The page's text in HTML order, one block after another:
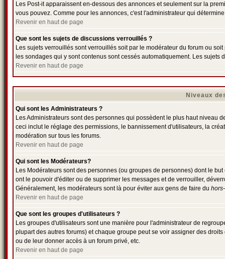
Les Post-it apparaissent en-dessous des annonces et seulement sur la
vous pouvez. Comme pour les annonces, c'est l'administrateur qui
Revenir en haut de page
Que sont les sujets de discussions verrouillés ?
Les sujets verrouillés sont verrouillés soit par le modérateur du forum ou
les sondages qui y sont contenus sont cessés automatiquement. Les
Revenir en haut de page
Niveaux
Qui sont les Administrateurs ?
Les Administrateurs sont des personnes qui possèdent le plus haut niveau
ceci inclut le réglage des permissions, le bannissement d'utilisateurs, la
modération sur tous les forums.
Revenir en haut de page
Qui sont les Modérateurs?
Les Modérateurs sont des personnes (ou groupes de personnes) dont le
ont le pouvoir d'éditer ou de supprimer les messages et de verrouiller,
Généralement, les modérateurs sont là pour éviter aux gens de faire du
Revenir en haut de page
Que sont les groupes d'utilisateurs ?
Les groupes d'utilisateurs sont une manière pour l'administrateur de
plupart des autres forums) et chaque groupe peut se voir assigner des
ou de leur donner accès à un forum privé, etc.
Revenir en haut de page